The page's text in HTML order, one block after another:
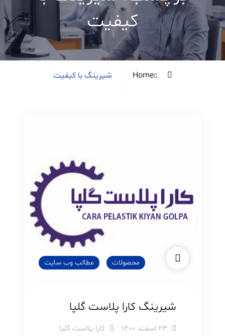
کیفیت
Home
Posts
شیرینگ با کیفیت
محصولات مطالب وب سایت
شیرینگ کارا پلاست گلپا
۲۳ اسفند ۱۴۰۰ کارا پلاست گلپا